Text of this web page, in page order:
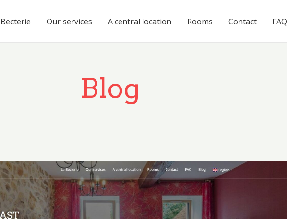
Our services A central location Rooms Contact FAQ
Blog